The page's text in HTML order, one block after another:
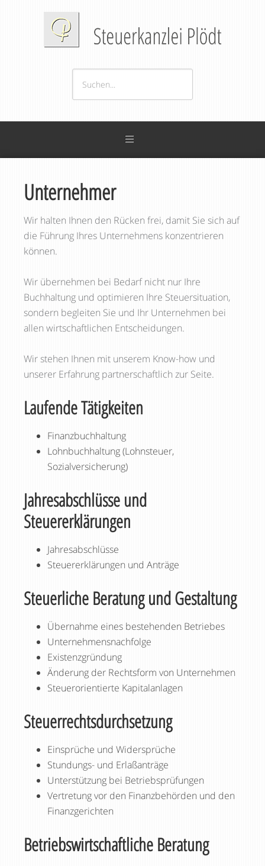
Unternehmer
Wir halten Ihnen den Rücken frei, damit Sie sich auf
die Führung Ihres Unternehmens konzentrieren
können.
Wir übernehmen bei Bedarf nicht nur Ihre
Buchhaltung und optimieren Ihre Steuersituation,
sondern begleiten Sie und Ihr Unternehmen bei
allen wirtschaftlichen Entscheidungen.
Wir stehen Ihnen mit unserem Know-how und
unserer Erfahrung partnerschaftlich zur Seite.
Laufende Tätigkeiten
Finanzbuchhaltung
Lohnbuchhaltung (Lohnsteuer,
Sozialversicherung)
Jahresabschlüsse und
Steuererklärungen
Jahresabschlüsse
Steuererklärungen und Anträge
Steuerliche Beratung und Gestaltung
Übernahme eines bestehenden Betriebes
Unternehmensnachfolge
Existenzgründung
Änderung der Rechtsform von Unternehmen
Steuerorientierte Kapitalanlagen
Steuerrechtsdurchsetzung
Einsprüche und Widersprüche
Stundungs- und Erlaßanträge
Unterstützung bei Betriebsprüfungen
Vertretung vor den Finanzbehörden und den
Finanzgerichten
Betriebswirtschaftliche Beratung